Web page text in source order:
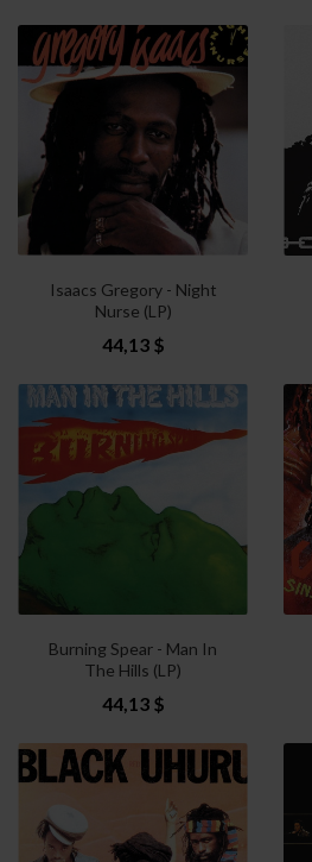
Isaacs Gregory - Night
Nurse (LP)
44,13 $
Burning Spear - Man In
The Hills (LP)
44,13 $